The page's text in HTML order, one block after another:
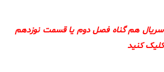
هم گناه فصل دوم یا قسمت نوزدهم
کنید